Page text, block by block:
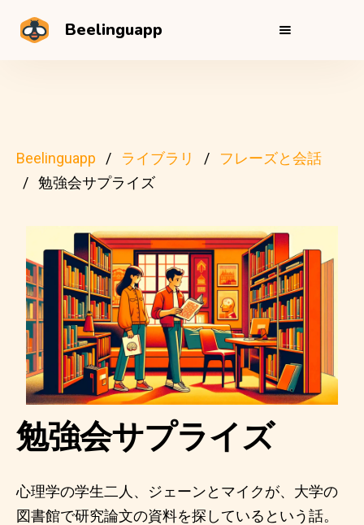
Beelinguapp
Beelinguapp ライブラリ
フレーズと会話
勉強会サプライズ
勉強会サプライズ
心理学の学生二人、ジェーンとマイクが、大学の
図書館で研究論文の資料を探しているという話。